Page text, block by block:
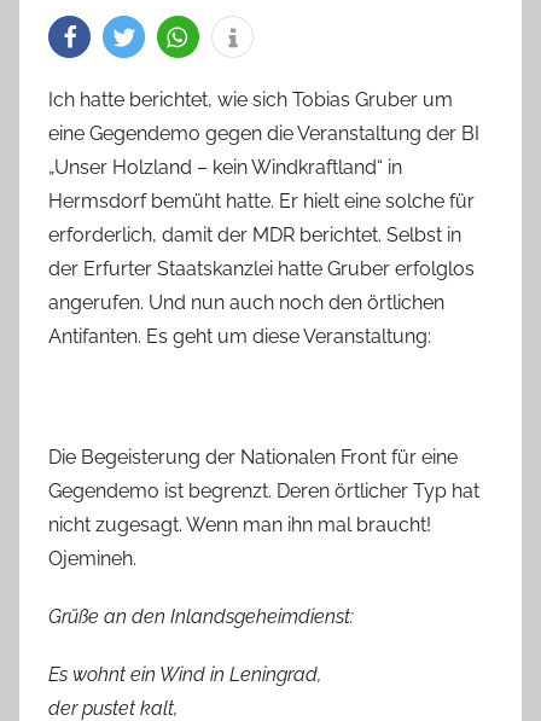
Ich hatte berichtet, wie sich Tobias Gruber um
eine Gegendemo gegen die Veranstaltung der BI
„Unser Holzland – kein Windkraftland“ in
Hermsdorf bemüht hatte. Er hielt eine solche für
erforderlich, damit der MDR berichtet. Selbst in
der Erfurter Staatskanzlei hatte Gruber erfolglos
angerufen. Und nun auch noch den örtlichen
Antifanten. Es geht um diese Veranstaltung:
Die Begeisterung der Nationalen Front für eine
Gegendemo ist begrenzt. Deren örtlicher Typ hat
nicht zugesagt. Wenn man ihn mal braucht!
Ojemineh.
Grüße an den Inlandsgeheimdienst:
Es wohnt ein Wind in Leningrad,
der pustet kalt,